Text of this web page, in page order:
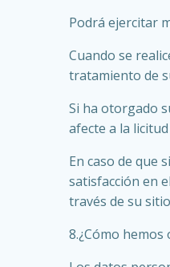
Podrá ejercitar
Cuando se
tratamiento de
Si ha otorgado
afecte a la
En caso de que
satisfacción en
través de su
8.¿Cómo